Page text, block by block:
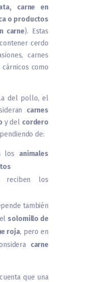
carne en
o productos
carne). Estas
cerdo
carnes
como
del pollo, el
carnes
y del cordero
de:
los animales
reciben los
también
solomillo de
roja, pero en
carne
que una